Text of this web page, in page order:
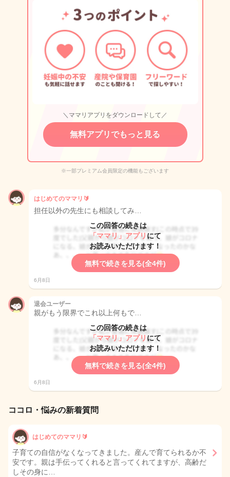
＼ママリアプリをダウンロードして／
無料アプリでもっと見る
※一部プレミアム会員限定の機能もございます
はじめてのママリ🔰
担任以外の先生にも相談してみ…
この回答の続きは
「ママリ」アプリ にて
お読みいただけます！
無料で続きを見る(全4件)
6月8日
退会ユーザー
親がもう限界でこれ以上何もで…
この回答の続きは
「ママリ」アプリ にて
お読みいただけます！
無料で続きを見る(全4件)
6月8日
ココロ・悩みの新着質問
はじめてのママリ🔰
子育ての自信がなくなってきました。産んで育てられるか不
安です。親は手伝ってくれると言ってくれてますが、高齢だ
しその身に…